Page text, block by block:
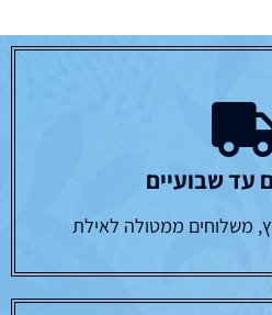
עד שבועיים
משלוחים ממטולה לאילת